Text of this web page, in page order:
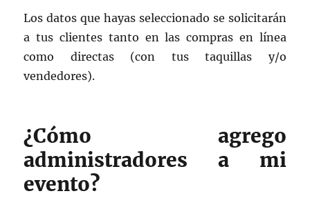
Los datos que hayas seleccionado se solicitarán
a tus clientes tanto en las compras en línea
como directas (con tus taquillas y/o
vendedores).
¿Cómo agrego
administradores a mi
evento?